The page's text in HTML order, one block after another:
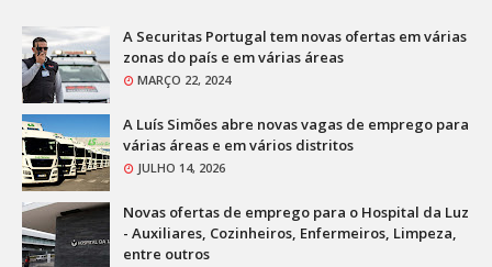
A Securitas Portugal tem novas ofertas em várias
zonas do país e em várias áreas
MARÇO 22, 2024
A Luís Simões abre novas vagas de emprego para
várias áreas e em vários distritos
JULHO 14, 2026
Novas ofertas de emprego para o Hospital da Luz
- Auxiliares, Cozinheiros, Enfermeiros, Limpeza,
entre outros